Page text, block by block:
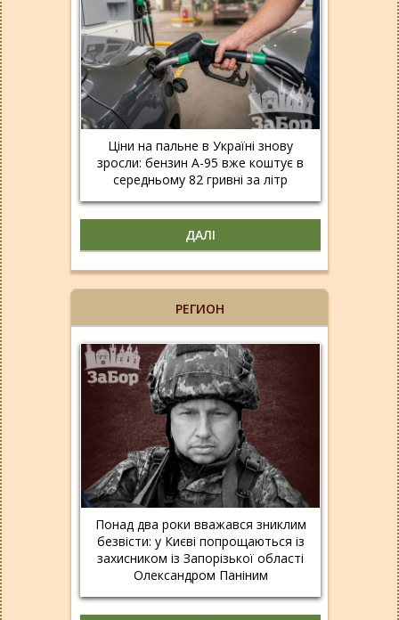
Ціни на пальне в Україні знову
зросли: бензин А-95 вже коштує в
середньому 82 гривні за літр
ДАЛІ
РЕГИОН
Понад два роки вважався зниклим
безвісти: у Києві попрощаються із
захисником із Запорізької області
Олександром Паніним